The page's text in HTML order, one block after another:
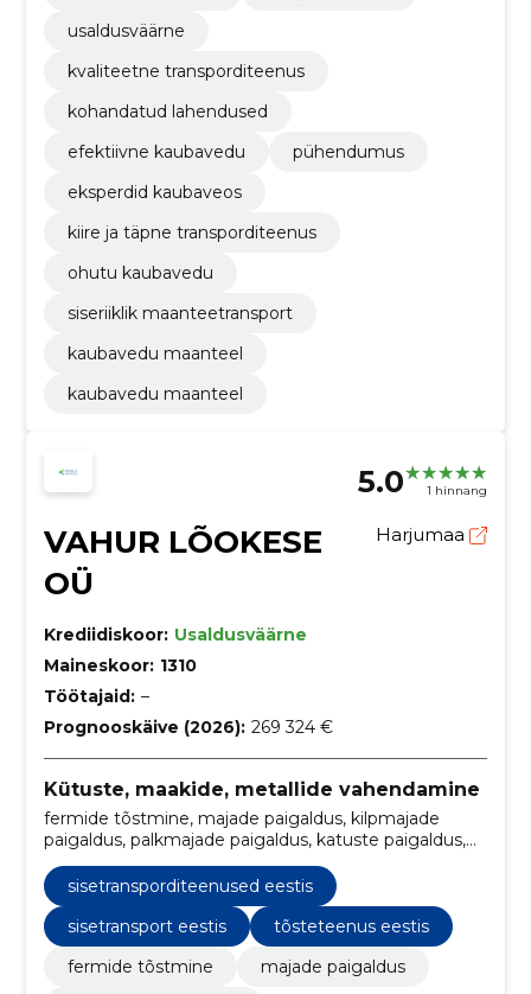
usaldusväärne
kvaliteetne transporditeenus
kohandatud lahendused
efektiivne kaubavedu
pühendumus
eksperdid kaubaveos
kiire ja täpne transporditeenus
ohutu kaubavedu
siseriiklik maanteetransport
kaubavedu maanteel
kaubavedu maanteel
5.0 1 hinnang
VAHUR LÕOKESE
OÜ
Harjumaa
Krediidiskoor: Usaldusväärne
Maineskoor: 1310
Töötajaid: –
Prognooskäive (2026): 269 324 €
Kütuste, maakide, metallide vahendamine
fermide tõstmine, majade paigaldus, kilpmajade
paigaldus, palkmajade paigaldus, katuste paigaldus,
sisetransporditeenused Eestis, palkehitiste paigaldus
sisetransporditeenused eestis
sisetransport eestis
tõsteteenus eestis
fermide tõstmine
majade paigaldus